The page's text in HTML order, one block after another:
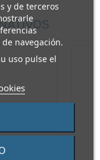
y de terceros
navegación.
uso pulse el